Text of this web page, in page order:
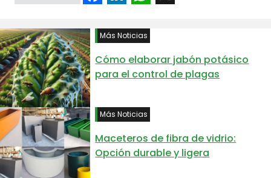
Más Noticias
Cómo elaborar jabón potásico
para el control de plagas
Más Noticias
Maceteros de fibra de vidrio:
Opción durable y ligera